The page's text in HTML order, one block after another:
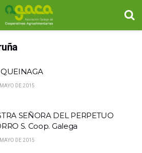
QUEINAGA
DE 2015
SEÑORA DEL PERPETUO
S. Coop. Galega
DE 2015